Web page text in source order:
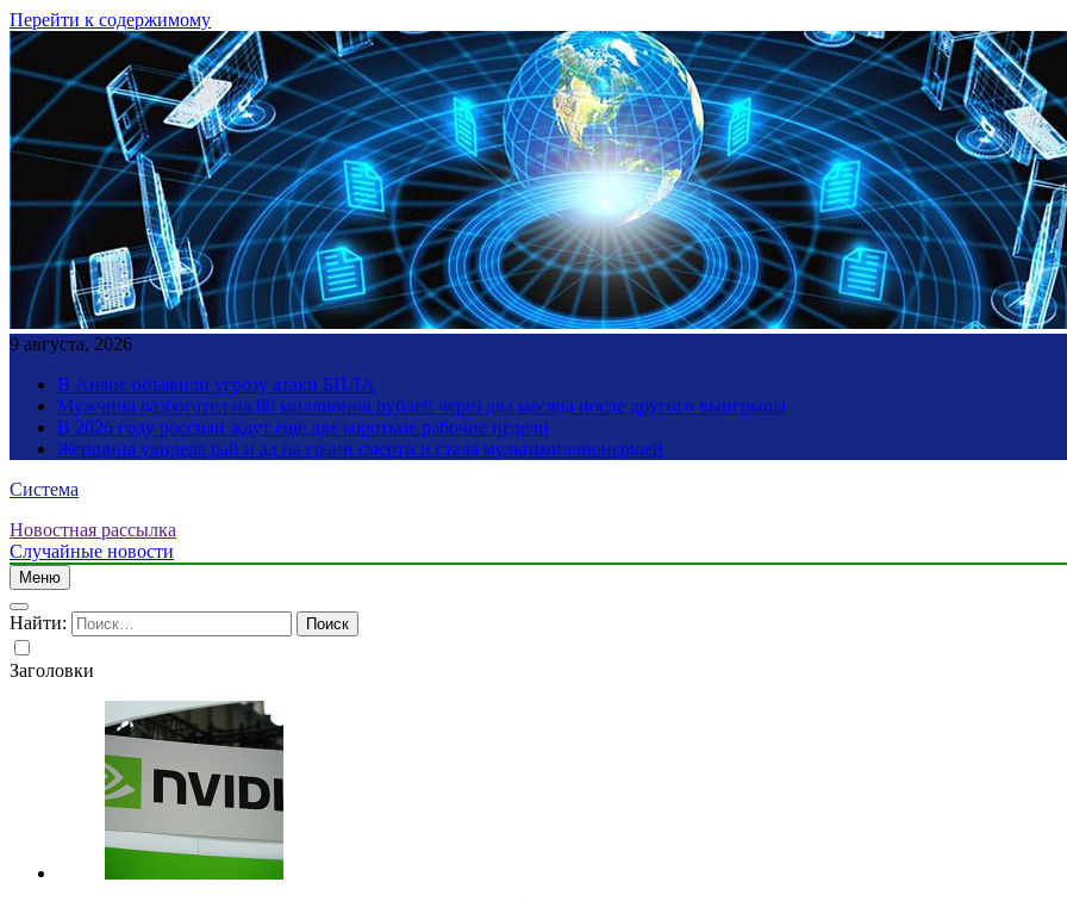
Перейти к содержимому
9 августа, 2026
В Анапе объявили угрозу атаки БПЛА
Мужчина разбогател на 80 миллионов рублей через два месяца после другого выигрыша
В 2026 году россиян ждут еще две короткие рабочие недели
Женщина увидела рай и ад на грани смерти и стала мультимиллионершей
Система
Новостная рассылка
Случайные новости
Меню
Найти:
Заголовки